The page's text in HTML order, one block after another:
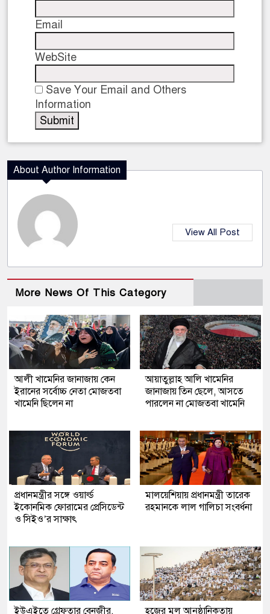
Email
WebSite
Save Your Email and Others
Information
About Author Information
View All Post
More News Of This Category
আলী খামেনির জানাজায় কেন
ইরানের সর্বোচ্চ নেতা মোজতবা
খামেনি ছিলেন না
আয়াতুল্লাহ আলি খামেনির
জানাজায় তিন ছেলে, আসতে
পারলেন না মোজতবা খামেনি
প্রধানমন্ত্রীর সঙ্গে ওয়ার্ল্ড
ইকোনমিক ফোরামের প্রেসিডেন্ট
ও সিইও’র সাক্ষাৎ
মালয়েশিয়ায় প্রধানমন্ত্রী তারেক
রহমানকে লাল গালিচা সংবর্ধনা
ইউএইতে গ্রেফতার বেনজীর, হজের মূল আনুষ্ঠানিকতায়